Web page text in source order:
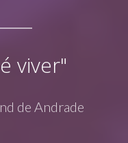
viver"
de Andrade